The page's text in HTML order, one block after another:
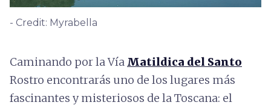
- Credit: Myrabella
Caminando por la Vía Matildica del Santo
Rostro encontrarás uno de los lugares más
fascinantes y misteriosos de la Toscana: el